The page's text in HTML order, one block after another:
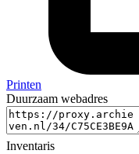
Printen
Duurzaam webadres
Inventaris